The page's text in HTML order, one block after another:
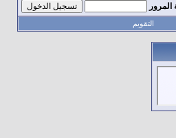
المرور
التقويم